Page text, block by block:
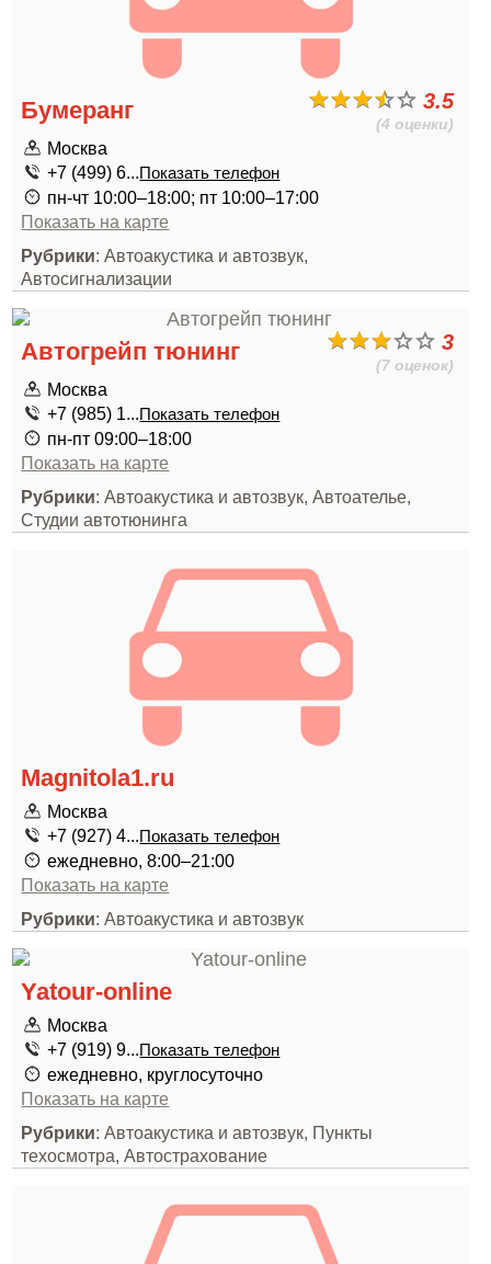
3.5
(4 оценки)
Бумеранг
Москва
+7 (499) 6...Показать телефон
пн-чт 10:00–18:00; пт 10:00–17:00
Показать на карте
Рубрики: Автоакустика и автозвук,
Автосигнализации
3
(7 оценок)
Автогрейп тюнинг
Москва
+7 (985) 1...Показать телефон
пн-пт 09:00–18:00
Показать на карте
Рубрики: Автоакустика и автозвук, Автоателье,
Студии автотюнинга
Magnitola1.ru
Москва
+7 (927) 4...Показать телефон
ежедневно, 8:00–21:00
Показать на карте
Рубрики: Автоакустика и автозвук
Yatour-online
Москва
+7 (919) 9...Показать телефон
ежедневно, круглосуточно
Показать на карте
Рубрики: Автоакустика и автозвук, Пункты
техосмотра, Автострахование